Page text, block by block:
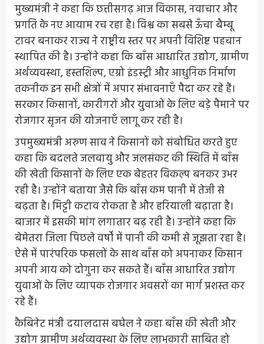
मुख्यमंत्री ने कहा कि छत्तीसगढ़ आज विकास, नवाचार और
प्रगति के नए आयाम रच रहा है। विश्व का सबसे ऊँचा बैम्बू
टावर बनाकर राज्य ने राष्ट्रीय स्तर पर अपनी विशिष्ट पहचान
स्थापित की है। उन्होंने कहा कि बाँस आधारित उद्योग, ग्रामीण
अर्थव्यवस्था, हस्तशिल्प, एग्रो इंडस्ट्री और आधुनिक निर्माण
तकनीक इन सभी क्षेत्रों में अपार संभावनाएँ पैदा कर रहे हैं।
सरकार किसानों, कारीगरों और युवाओं के लिए बड़े पैमाने पर
रोजगार सृजन की योजनाएँ लागू कर रही है।
उपमुख्यमंत्री अरुण साव ने किसानों को संबोधित करते हुए
कहा कि बदलते जलवायु और जलसंकट की स्थिति में बाँस
की खेती किसानों के लिए एक बेहतर विकल्प बनकर उभर
रही है। उन्होंने बताया जैसे कि बाँस कम पानी में तेजी से
बढ़ता है। मिट्टी कटाव रोकता है और हरियाली बढ़ाता है।
बाजार में इसकी मांग लगातार बढ़ रही है। उन्होंने कहा कि
बेमेतरा जिला पिछले वर्षों में पानी की कमी से जूझता रहा है।
ऐसे में पारंपरिक फसलों के साथ बाँस को अपनाकर किसान
अपनी आय को दोगुना कर सकते हैं। बाँस आधारित उद्योग
युवाओं के लिए व्यापक रोजगार अवसरों का मार्ग प्रशस्त कर
रहे हैं।
कैबिनेट मंत्री दयालदास बघेल ने कहा बाँस की खेती और
उद्योग ग्रामीण अर्थव्यवस्था के लिए लाभकारी साबित हो